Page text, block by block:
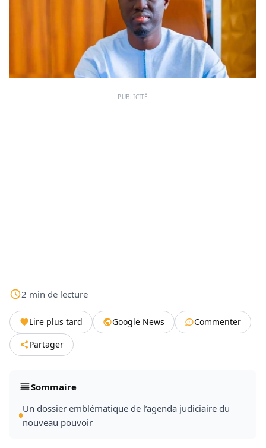
PUBLICITÉ
2 min de lecture
Lire plus tard Google News
Commenter
Partager
Sommaire
Un dossier emblématique de l’agenda judiciaire du
nouveau pouvoir